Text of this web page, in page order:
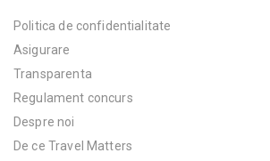
Politica de confidentialitate
Asigurare
Transparenta
Regulament concurs
Despre noi
De ce Travel Matters